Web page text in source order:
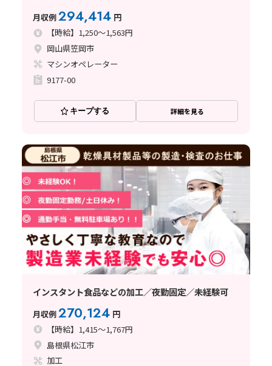
月収例294,414 円
【時給】1,250～1,563円
岡山県笠岡市
マシンオペレーター
9177-00
キープする 詳細を見る
インスタント食品などの加工／夜勤固定／未経験可
月収例270,124 円
【時給】1,415～1,767円
島根県松江市
加工